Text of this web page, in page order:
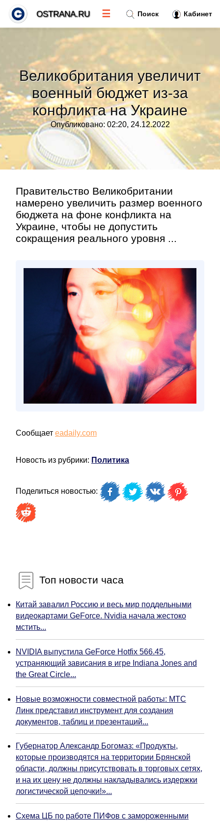
Великобритания увеличит
военный бюджет из-за
конфликта на Украине
Опубликовано: 02:20, 24.12.2022
Правительство Великобритании
намерено увеличить размер военного
бюджета на фоне конфликта на
Украине, чтобы не допустить
сокращения реального уровня ...
Сообщает eadaily.com
Новость из рубрики: Политика
Поделиться новостью:
Топ новости часа
Китай завалил Россию и весь мир поддельными
видеокартами GeForce. Nvidia начала жестоко
мстить...
NVIDIA выпустила GeForce Hotfix 566.45,
устраняющий зависания в игре Indiana Jones and
the Great Circle...
Новые возможности совместной работы: МТС
Линк представил инструмент для создания
документов, таблиц и презентаций...
Губернатор Александр Богомаз: «Продукты,
которые производятся на территории Брянской
области, должны присутствовать в торговых сетях,
и на их цену не должны накладывались издержки
логистической цепочки!»...
Схема ЦБ по работе ПИФов с замороженными
Поиск Кабинет
OSTRANA.RU ☰
Тренды новостей»
Рубрики»
Правила
Контакт»